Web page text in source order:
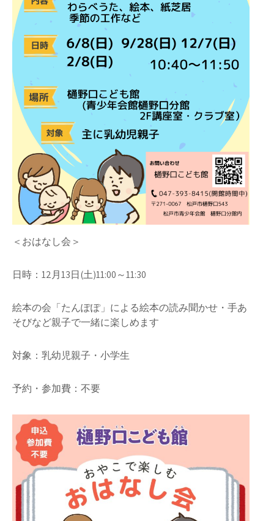
＜おはなし会＞
日時：12月13日(土)11:00～11:30
絵本の会「たんぽぽ」による絵本の読み聞かせ・手あ
そびなど親子で一緒に楽しめます
対象：乳幼児親子・小学生
予約・参加費：不要